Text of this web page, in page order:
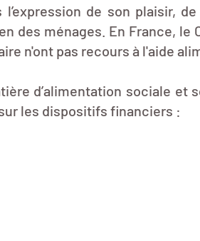
l’expression de son
des ménages. En France,
n'ont pas recours à l'aide
d’alimentation sociale
les dispositifs financiers :